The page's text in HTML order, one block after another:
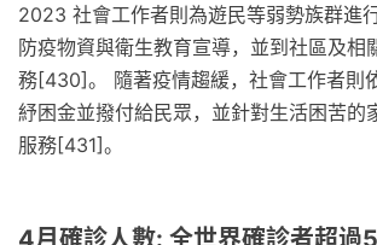
2023 社會工作者則為遊民等弱勢族群進
防疫物資與衛生教育宣導，並到社區及相
務[430]。 隨著疫情趨緩，社會工作者則
紓困金並撥付給民眾，並針對生活困苦的
服務[431]。
4月確診人數: 全世界確診者超過